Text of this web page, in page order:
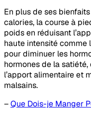
En plus de ses
calories, la course à
poids en réduisant
haute intensité comme
pour diminuer les
hormones de la
l’apport alimentaire et
malsains.
–Que Dois-je Manger